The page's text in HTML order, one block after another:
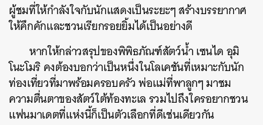
ผู้ชมที่ให้กำลังใจกับนักแสดงเป็นระยะๆ สร้างบรรยากาศ
ให้คึกคักและชวนเรียกรอยยิ้มได้เป็นอย่างดี
หากให้กล่าวสรุปของพิพิธภัณฑ์สัตว์น้ำ เซนได อุมิ
โนะโมริ คงต้องบอกว่าเป็นหนึ่งในโลเคชันที่เหมาะกับนัก
ท่องเที่ยวที่มาพร้อมครอบครัว พ่อแม่ที่พาลูกๆ มาชม
ความตื่นตาของสัตว์ใต้ท้องทะเล รวมไปถึงใครอยากชวน
แฟนมาเดตที่แห่งนี้ก็เป็นตัวเลือกที่ดีเช่นเดียวกัน